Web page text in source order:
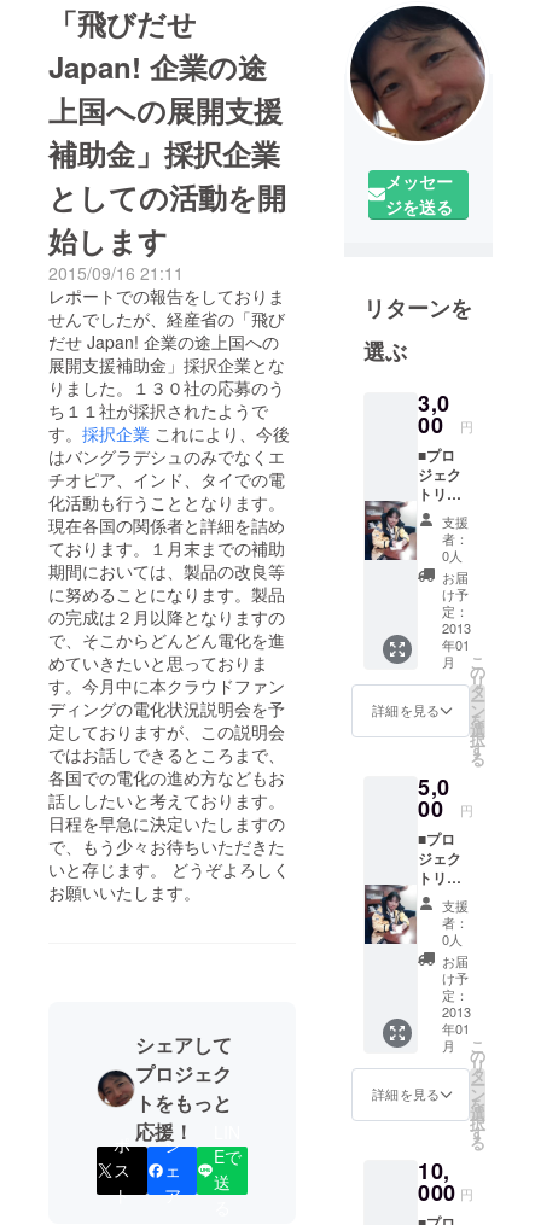
「飛びだせ
Japan! 企業の途
上国への展開支援
補助金」採択企業
としての活動を開
始します
2015/09/16 21:11
レポートでの報告をしておりま
せんでしたが、経産省の「飛び
だせ Japan! 企業の途上国への
展開支援補助金」採択企業とな
りました。１３０社の応募のう
ち１１社が採択されたようで
す。 採択企業 これにより、今後
はバングラデシュのみでなくエ
チオピア、インド、タイでの電
化活動も行うこととなります。
現在各国の関係者と詳細を詰め
ております。１月末までの補助
期間においては、製品の改良等
に努めることになります。製品
の完成は２月以降となりますの
で、そこからどんどん電化を進
めていきたいと思っておりま
す。今月中に本クラウドファン
ディングの電化状況説明会を予
定しておりますが、この説明会
ではお話しできるところまで、
各国での電化の進め方などもお
話ししたいと考えております。
日程を早急に決定いたしますの
で、もう少々お待ちいただきた
いと存じます。 どうぞよろしく
お願いいたします。
シェアして
プロジェク
トをもっと
応援！
ポ
ス
ト
シ
ェ
ア
Eで
送
メッセー
ジを送る
リターンを
選ぶ
3,0
00 円
■プロ
ジェク
トリー
ダから
のお礼
メール
支援
者：
0人
お届
け予
定：
2013
年01
月
詳細を見る
こ
の
リ
タ
ー
ン
を
選
択
す
る
5,0
00 円
■プロ
ジェク
トリー
ダから
のお礼
メール
■シュン
ドルボ
ンの電
化状況
報告会
参加の
権利 ※
日程決
まり次
第こち
付と時
間を追
記致し
支援
者：
0人
お届
け予
定：
2013
年01
月
詳細を見る
こ
の
リ
タ
ー
ン
を
選
択
す
る
10,
000 円